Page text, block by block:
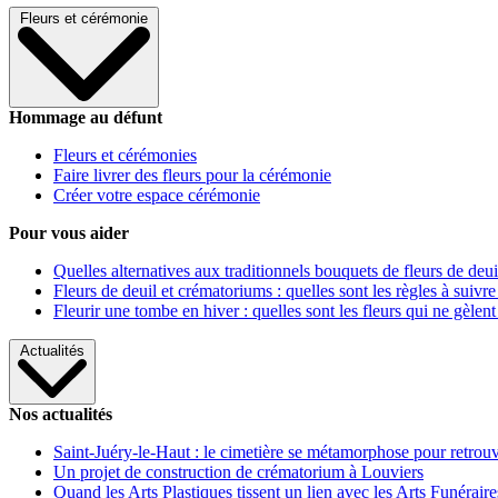
Fleurs et cérémonie
Hommage au défunt
Fleurs et cérémonies
Faire livrer des fleurs pour la cérémonie
Créer votre espace cérémonie
Pour vous aider
Quelles alternatives aux traditionnels bouquets de fleurs de
Fleurs de deuil et crématoriums : quelles sont les règles à
Fleurir une tombe en hiver : quelles sont les fleurs qui ne gèlent
Actualités
Nos actualités
Saint-Juéry-le-Haut : le cimetière se métamorphose pour
Un projet de construction de crématorium à Louviers
Quand les Arts Plastiques tissent un lien avec les Arts